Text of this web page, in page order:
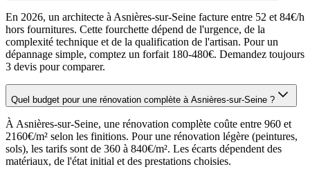
En 2026, un architecte à Asnières-sur-Seine facture entre 52 et 84€/h
hors fournitures. Cette fourchette dépend de l'urgence, de la
complexité technique et de la qualification de l'artisan. Pour un
dépannage simple, comptez un forfait 180-480€. Demandez toujours
3 devis pour comparer.
Quel budget pour une rénovation complète à Asnières-sur-Seine ?
À Asnières-sur-Seine, une rénovation complète coûte entre 960 et
2160€/m² selon les finitions. Pour une rénovation légère (peintures,
sols), les tarifs sont de 360 à 840€/m². Les écarts dépendent des
matériaux, de l'état initial et des prestations choisies.